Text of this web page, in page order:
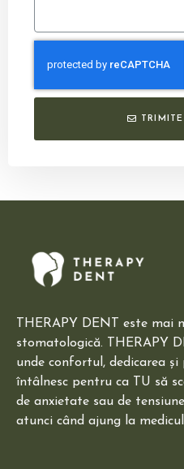
THERAPY DENT este mai
stomatologică. THERAPY
unde confortul, dedicarea și
întâlnesc pentru ca TU să
de anxietate sau de
atunci când ajung la